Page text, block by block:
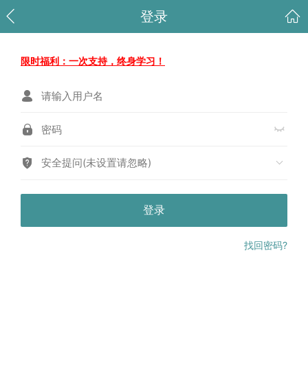
登录
限时福利：一次支持，终身学习！
安全提问(未设置请忽略)
登录
找回密码?